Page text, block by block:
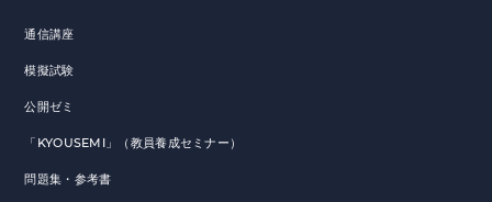
通信講座
模擬試験
公開ゼミ
「KYOUSEMI」（教員養成セミナー）
問題集・参考書